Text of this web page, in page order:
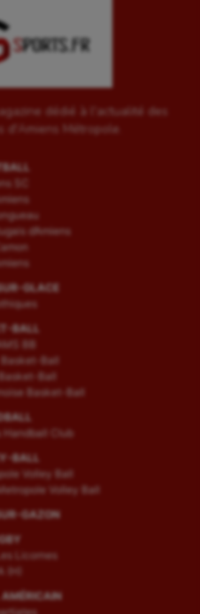
dédié à l'actualité des
d'Amiens Métropole.
SC
d’Amiens
GLACE
BALL
BB
Ball
Ball
Basket-Ball
Handball Club
BALL
Volley Ball
Volley Ball
GAZON
Licornes
(H)